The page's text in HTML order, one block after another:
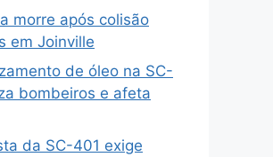
morre após colisão
em Joinville
de óleo na SC-
bombeiros e afeta
da SC-401 exige